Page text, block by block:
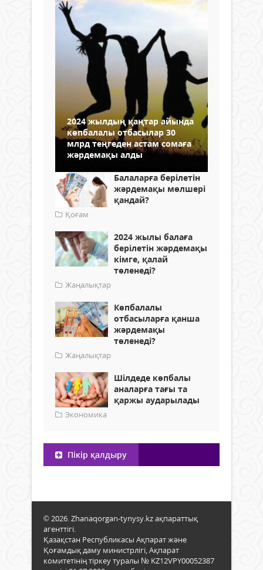
2024 жылдың қаңтар айында
көпбалалы отбасылар 30
млрд теңгеден астам сомаға
жәрдемақы алды
Балаларға берілетін
жәрдемақы мөлшері
қандай?
Қоғам
2024 жылы балаға
берілетін жәрдемақы
кімге, қалай
төленеді?
Жаңалықтар
Көпбалалы
отбасыларға қанша
жәрдемақы
төленеді?
Жаңалықтар
Шілдеде көпбалы
аналарға тағы та
қаржы аударылады
Экономика
Пікір қалдыру
© 2026. Zhanaqorgan-tynysy.kz ақпараттық
агенттігі.
Қазақстан Республикасы Ақпарат және
Қоғамдық даму министрлігі, Ақпарат
комитетінің тіркеу туралы № KZ12VPY00052387